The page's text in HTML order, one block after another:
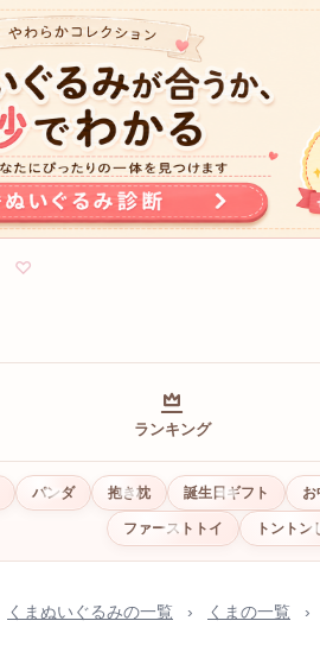
♡
ランキング
パンダ 抱き枕 誕生日ギフト お
ファーストトイ
トントン
くまぬいぐるみの一覧 › くまの一覧 ›